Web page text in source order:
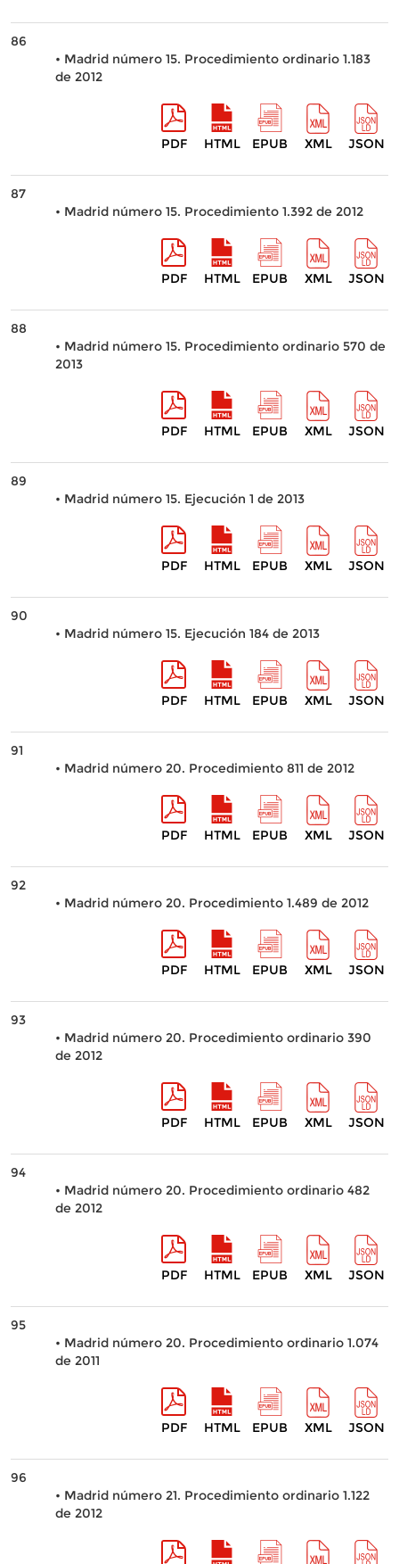
86
• Madrid número 15. Procedimiento ordinario 1.183
de 2012
PDF HTML EPUB XML JSON
87
• Madrid número 15. Procedimiento 1.392 de 2012
PDF HTML EPUB XML JSON
88
• Madrid número 15. Procedimiento ordinario 570 de
2013
PDF HTML EPUB XML JSON
89
• Madrid número 15. Ejecución 1 de 2013
PDF HTML EPUB XML JSON
90
• Madrid número 15. Ejecución 184 de 2013
PDF HTML EPUB XML JSON
91
• Madrid número 20. Procedimiento 811 de 2012
PDF HTML EPUB XML JSON
92
• Madrid número 20. Procedimiento 1.489 de 2012
PDF HTML EPUB XML JSON
93
• Madrid número 20. Procedimiento ordinario 390
de 2012
PDF HTML EPUB XML JSON
94
• Madrid número 20. Procedimiento ordinario 482
de 2012
PDF HTML EPUB XML JSON
95
• Madrid número 20. Procedimiento ordinario 1.074
de 2011
PDF HTML EPUB XML JSON
96
• Madrid número 21. Procedimiento ordinario 1.122
de 2012